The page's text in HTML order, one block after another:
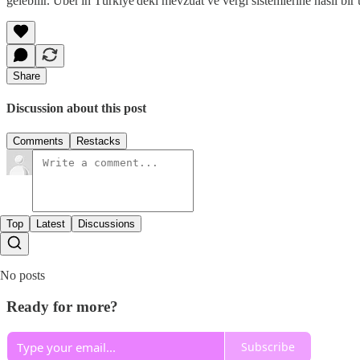
Share
Discussion about this post
Comments Restacks
Top Latest Discussions
No posts
Ready for more?
Subscribe